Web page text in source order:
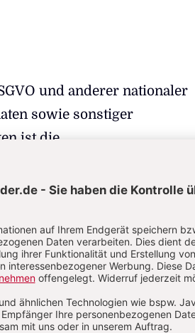
und anderer nationaler
sowie sonstiger
ist die